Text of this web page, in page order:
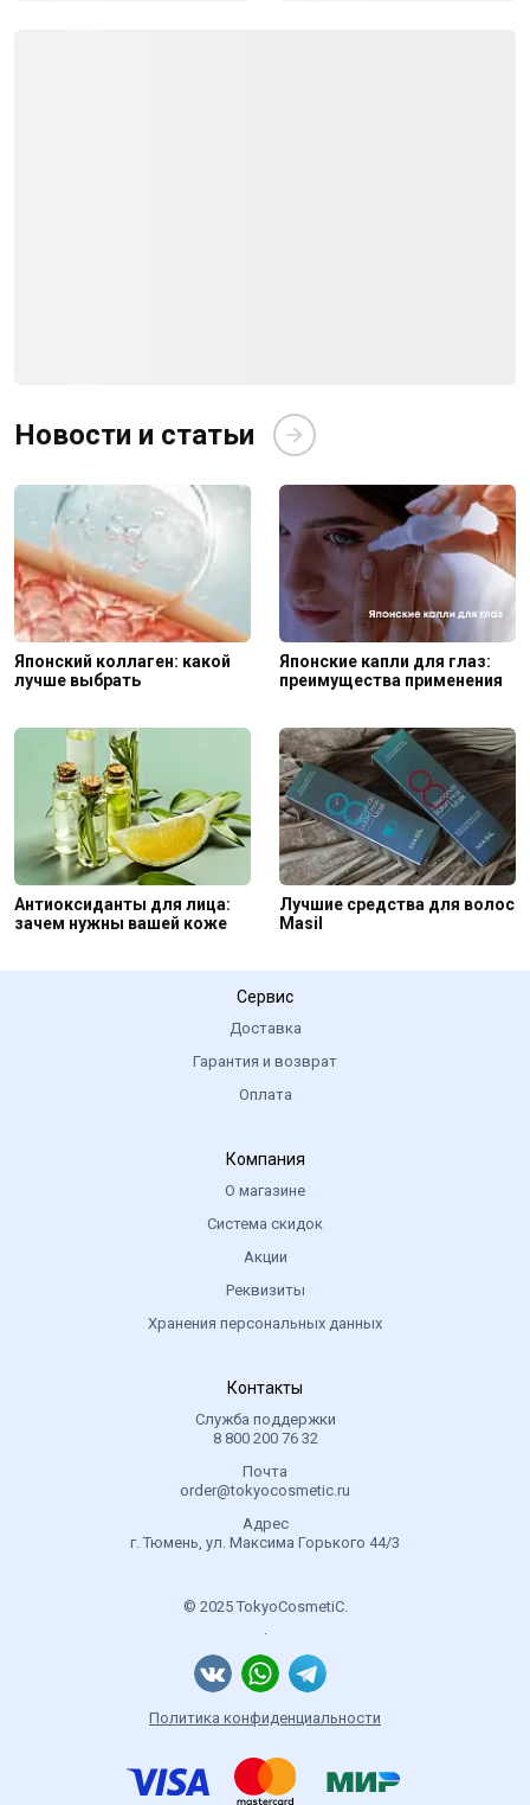
Новости и статьи
Японский коллаген: какой
лучше выбрать
Японские капли для глаз:
преимущества применения
Антиоксиданты для лица:
зачем нужны вашей коже
Лучшие средства для волос
Masil
Сервис
Доставка
Гарантия и возврат
Оплата
Компания
О магазине
Система скидок
Акции
Реквизиты
Хранения персональных данных
Контакты
Служба поддержки
8 800 200 76 32
Почта
order@tokyocosmetic.ru
Адрес
г. Тюмень, ул. Максима Горького 44/3
© 2025 TokyoCosmetiC.
.
Политика конфиденциальности